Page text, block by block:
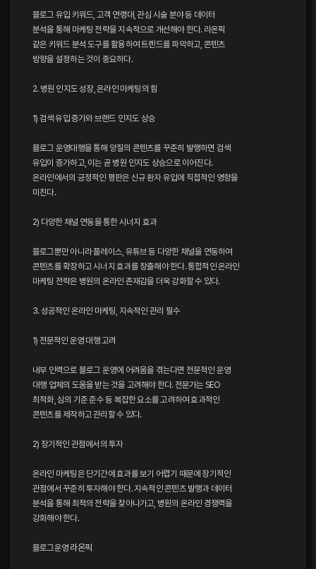
블로그 유입 키워드, 고객 연령대, 관심 시술 분야 등 데이터
분석을 통해 마케팅 전략을 지속적으로 개선해야 한다. 라온픽
같은 키워드 분석 도구를 활용하여 트렌드를 파악하고, 콘텐츠
방향을 설정하는 것이 중요하다.
2. 병원 인지도 성장, 온라인 마케팅의 힘
1) 검색 유입 증가와 브랜드 인지도 상승
블로그 운영대행을 통해 양질의 콘텐츠를 꾸준히 발행하면 검색
유입이 증가하고, 이는 곧 병원 인지도 상승으로 이어진다.
온라인에서의 긍정적인 평판은 신규 환자 유입에 직접적인 영향을
미친다.
2) 다양한 채널 연동을 통한 시너지 효과
블로그뿐만 아니라 플레이스, 유튜브 등 다양한 채널을 연동하여
콘텐츠를 확장하고 시너지 효과를 창출해야 한다. 통합적인 온라인
마케팅 전략은 병원의 온라인 존재감을 더욱 강화할 수 있다.
3. 성공적인 온라인 마케팅, 지속적인 관리 필수
1) 전문적인 운영 대행 고려
내부 인력으로 블로그 운영에 어려움을 겪는다면 전문적인 운영
대행 업체의 도움을 받는 것을 고려해야 한다. 전문가는 SEO
최적화, 심의 기준 준수 등 복잡한 요소를 고려하여 효과적인
콘텐츠를 제작하고 관리할 수 있다.
2) 장기적인 관점에서의 투자
온라인 마케팅은 단기간에 효과를 보기 어렵기 때문에 장기적인
관점에서 꾸준히 투자해야 한다. 지속적인 콘텐츠 발행과 데이터
분석을 통해 최적의 전략을 찾아나가고, 병원의 온라인 경쟁력을
강화해야 한다.
블로그운영 라온픽